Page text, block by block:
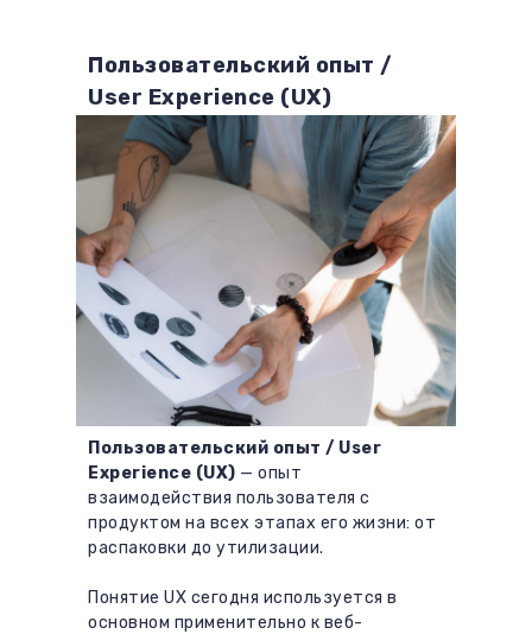
Пользовательский опыт /
User Experience (UX)
Пользовательский опыт / User
Experience (UX) — опыт
взаимодействия пользователя с
продуктом на всех этапах его жизни: от
распаковки до утилизации.
Понятие UX сегодня используется в
основном применительно к веб-